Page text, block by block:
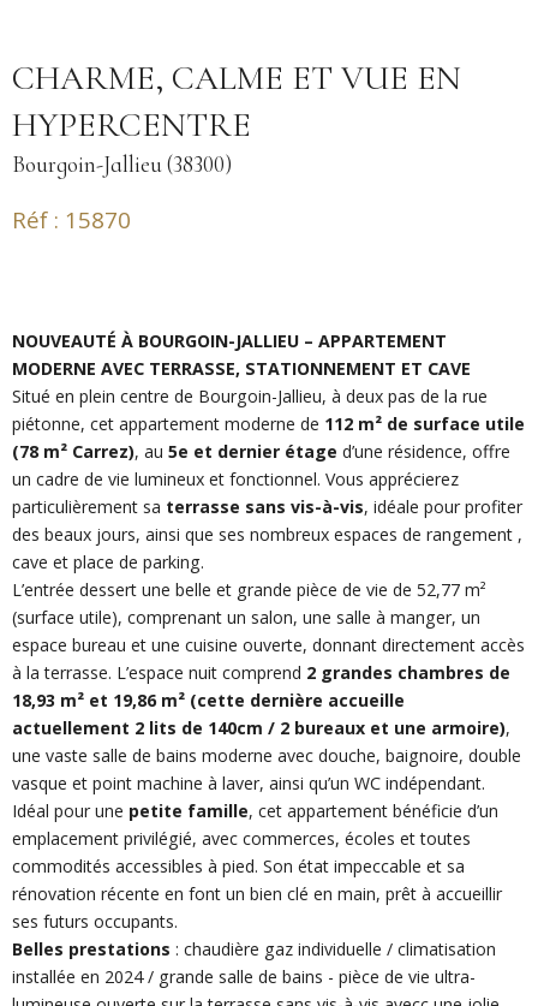
CHARME, CALME ET VUE EN
HYPERCENTRE
Bourgoin-Jallieu (38300)
Réf : 15870
NOUVEAUTÉ À BOURGOIN-JALLIEU – APPARTEMENT
MODERNE AVEC TERRASSE, STATIONNEMENT ET CAVE
Situé en plein centre de Bourgoin-Jallieu, à deux pas de la rue
piétonne, cet appartement moderne de 112 m² de surface utile
(78 m² Carrez), au 5e et dernier étage d’une résidence, offre
un cadre de vie lumineux et fonctionnel. Vous apprécierez
particulièrement sa terrasse sans vis-à-vis, idéale pour profiter
des beaux jours, ainsi que ses nombreux espaces de rangement ,
cave et place de parking.
L’entrée dessert une belle et grande pièce de vie de 52,77 m²
(surface utile), comprenant un salon, une salle à manger, un
espace bureau et une cuisine ouverte, donnant directement accès
à la terrasse. L’espace nuit comprend 2 grandes chambres de
18,93 m² et 19,86 m² (cette dernière accueille
actuellement 2 lits de 140cm / 2 bureaux et une armoire),
une vaste salle de bains moderne avec douche, baignoire, double
vasque et point machine à laver, ainsi qu’un WC indépendant.
Idéal pour une petite famille, cet appartement bénéficie d’un
emplacement privilégié, avec commerces, écoles et toutes
commodités accessibles à pied. Son état impeccable et sa
rénovation récente en font un bien clé en main, prêt à accueillir
ses futurs occupants.
Belles prestations : chaudière gaz individuelle / climatisation
installée en 2024 / grande salle de bains - pièce de vie ultra-